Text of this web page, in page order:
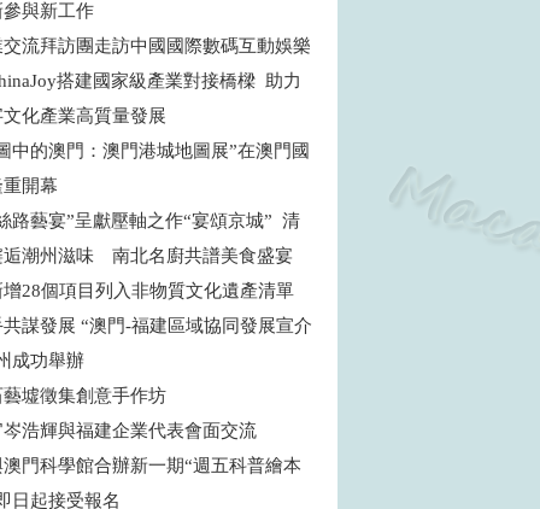
與新工作
流拜訪團走訪中國國際數碼互動娛樂
搭建國家級產業對接橋樑 助力
化產業高質量發展
中的澳門：澳門港城地圖展”在澳門國
開幕
路藝宴”呈獻壓軸之作“宴頌京城” 清
逅潮州滋味 南北名廚共譜美食盛宴
28個項目列入非物質文化遺產清單
謀發展 “澳門-福建區域協同發展宣介
成功舉辦
墟徵集創意手作坊
浩輝與福建企業代表會面交流
門科學館合辦新一期“週五科普繪本
日起接受報名